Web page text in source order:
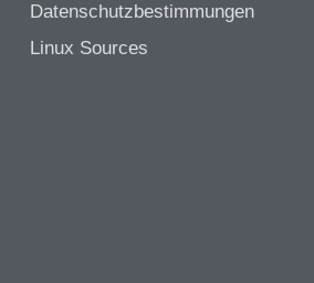
Datenschutzbestimmungen
Linux Sources